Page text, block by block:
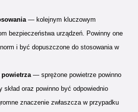
— kolejnym kluczowym
bezpieczeństwa urządzeń. Powinny one
i być dopuszczone do stosowania w
powietrza— sprężone powietrze powinno
oraz powinno być odpowiednio
znaczenie zwłaszcza w przypadku